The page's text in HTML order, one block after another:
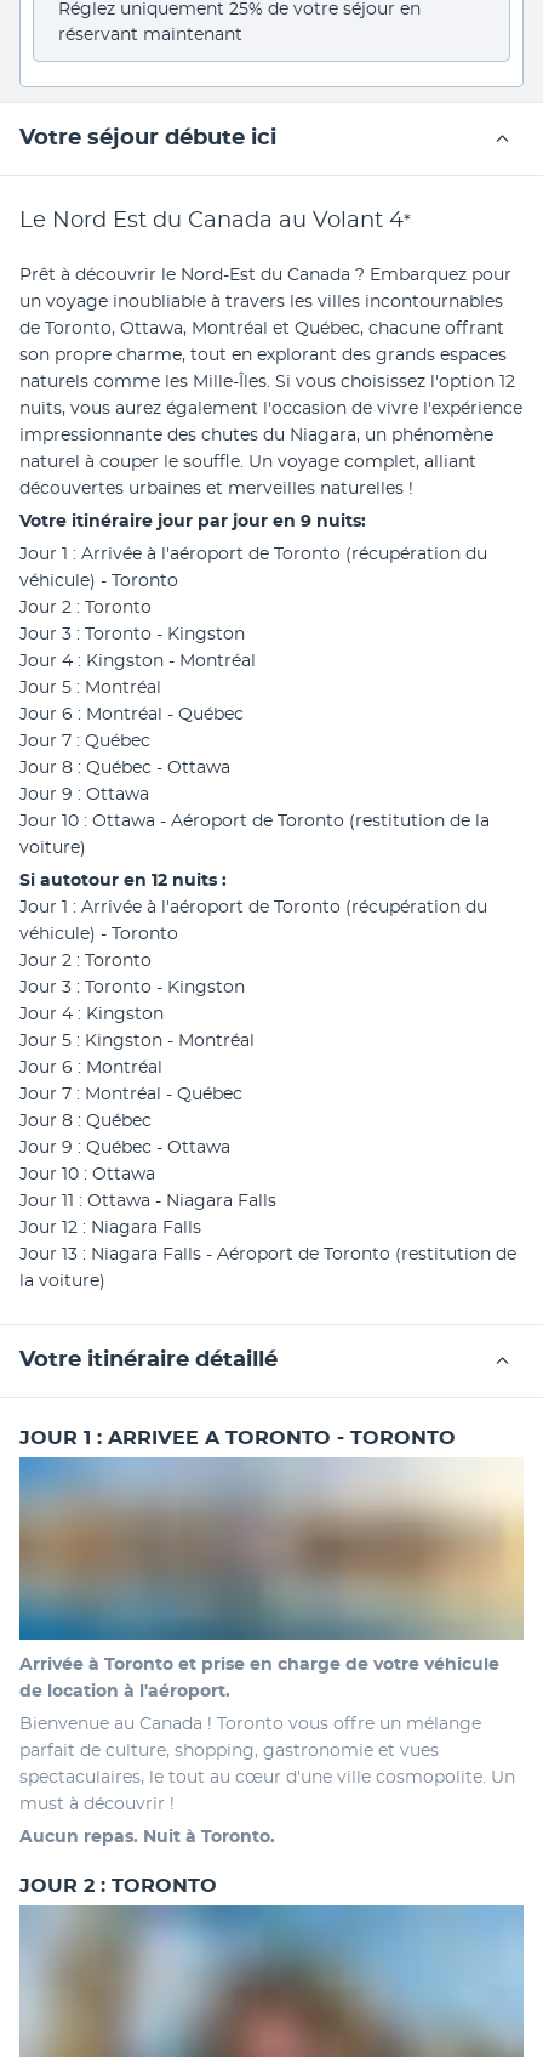
Réglez uniquement 25% de votre séjour en
réservant maintenant
Votre séjour débute ici
Le Nord Est du Canada au Volant 4*
Prêt à découvrir le Nord-Est du Canada ? Embarquez pour
un voyage inoubliable à travers les villes incontournables
de Toronto, Ottawa, Montréal et Québec, chacune offrant
son propre charme, tout en explorant des grands espaces
naturels comme les Mille-Îles. Si vous choisissez l'option 12
nuits, vous aurez également l'occasion de vivre l'expérience
impressionnante des chutes du Niagara, un phénomène
naturel à couper le souffle. Un voyage complet, alliant
découvertes urbaines et merveilles naturelles !
Votre itinéraire jour par jour en 9 nuits:
Jour 1 : Arrivée à l'aéroport de Toronto (récupération du
véhicule) - Toronto
Jour 2 : Toronto
Jour 3 : Toronto - Kingston
Jour 4 : Kingston - Montréal
Jour 5 : Montréal
Jour 6 : Montréal - Québec
Jour 7 : Québec
Jour 8 : Québec - Ottawa
Jour 9 : Ottawa
Jour 10 : Ottawa - Aéroport de Toronto (restitution de la
voiture)
Si autotour en 12 nuits :
Jour 1 : Arrivée à l'aéroport de Toronto (récupération du
véhicule) - Toronto
Jour 2 : Toronto
Jour 3 : Toronto - Kingston
Jour 4 : Kingston
Jour 5 : Kingston - Montréal
Jour 6 : Montréal
Jour 7 : Montréal - Québec
Jour 8 : Québec
Jour 9 : Québec - Ottawa
Jour 10 : Ottawa
Jour 11 : Ottawa - Niagara Falls
Jour 12 : Niagara Falls
Jour 13 : Niagara Falls - Aéroport de Toronto (restitution de
la voiture)
Votre itinéraire détaillé
JOUR 1 : ARRIVEE A TORONTO - TORONTO
Arrivée à Toronto et prise en charge de votre véhicule
de location à l'aéroport.
Bienvenue au Canada ! Toronto vous offre un mélange
parfait de culture, shopping, gastronomie et vues
spectaculaires, le tout au cœur d'une ville cosmopolite. Un
must à découvrir !
Aucun repas. Nuit à Toronto.
JOUR 2 : TORONTO